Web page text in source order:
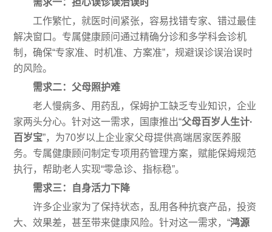
工作繁忙，就医时间紧张，容易找错专家、错过最佳
解决窗口。专属健康顾问通过精确分诊和多学科会诊机
制，确保“专家准、时机准、方案准”，规避误诊误治误时
的风险。
需求二：父母照护难
老人慢病多、用药乱，保姆护工缺乏专业知识，企业
家两头分心。针对这一需求，国康推出“父母百岁人生计·
百岁宝”，为70岁以上企业家父母提供高端居家医养服
务。专属健康顾问制定专项用药管理方案，赋能保姆规范
执行，帮助老人实现“零急诊、指标稳”。
需求三：自身活力下降
许多企业家为了保持状态，乱用各种抗衰产品，投资
大、效果差，甚至带来健康风险。针对这一需求，“鸿源